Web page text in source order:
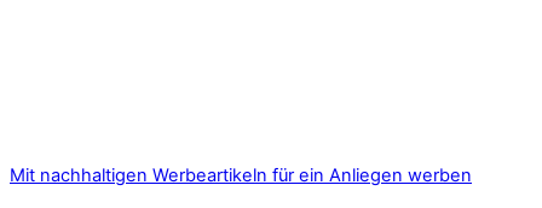
Mit nachhaltigen Werbeartikeln für ein Anliegen werben